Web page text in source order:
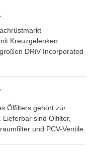
Kreuzgelenken.
DRiV Incorporated
Ölfilters gehört zur
Lieferbar sind Ölfilter,
und PCV-Ventile.